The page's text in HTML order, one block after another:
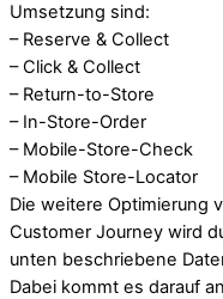
Umsetzung sind:
– Reserve & Collect
– Click & Collect
– Return-to-Store
– In-Store-Order
– Mobile-Store-Check
– Mobile Store-Locator
Die weitere Optimierung
Customer Journey wird
unten beschriebene
Dabei kommt es darauf